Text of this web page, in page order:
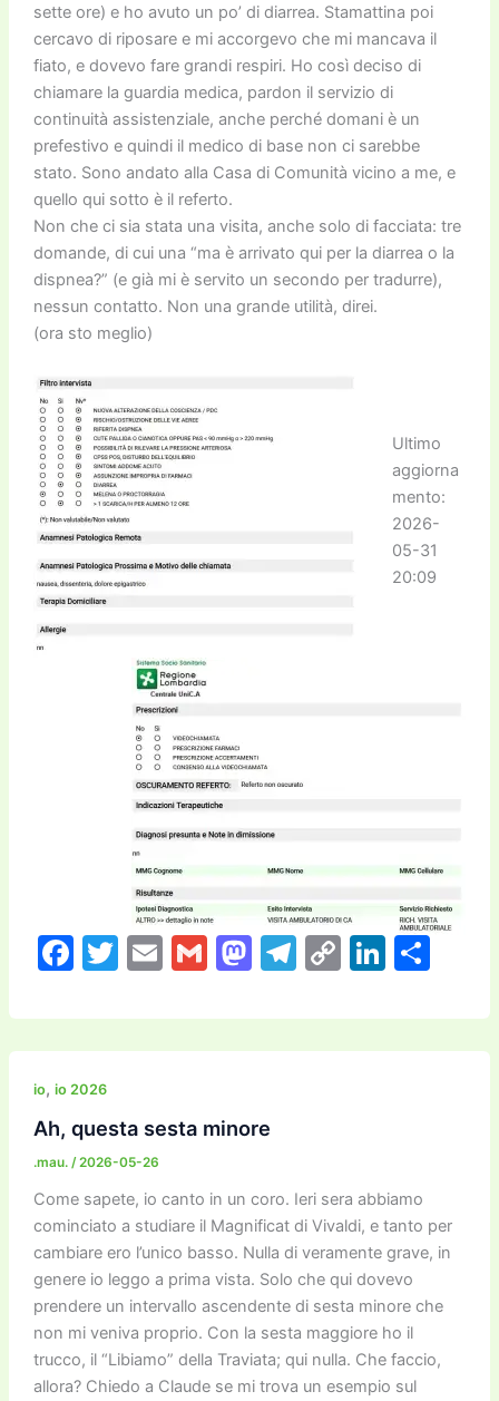
sette ore) e ho avuto un po’ di diarrea. Stamattina poi
cercavo di riposare e mi accorgevo che mi mancava il
fiato, e dovevo fare grandi respiri. Ho così deciso di
chiamare la guardia medica, pardon il servizio di
continuità assistenziale, anche perché domani è un
prefestivo e quindi il medico di base non ci sarebbe
stato. Sono andato alla Casa di Comunità vicino a me, e
quello qui sotto è il referto.
Non che ci sia stata una visita, anche solo di facciata: tre
domande, di cui una “ma è arrivato qui per la diarrea o la
dispnea?” (e già mi è servito un secondo per tradurre),
nessun contatto. Non una grande utilità, direi.
(ora sto meglio)
Ultimo
aggiorna
mento:
2026-
05-31
20:09
F
c
e
b
o
o
k
T
itt
er
E
ai
l
G
ai
l
M
st
o
o
T
e
gr
C
p
y
Li
k
e
C
n
di
io, io 2026
Ah, questa sesta minore
.mau. /2026-05-26
Come sapete, io canto in un coro. Ieri sera abbiamo
cominciato a studiare il Magnificat di Vivaldi, e tanto per
cambiare ero l’unico basso. Nulla di veramente grave, in
genere io leggo a prima vista. Solo che qui dovevo
prendere un intervallo ascendente di sesta minore che
non mi veniva proprio. Con la sesta maggiore ho il
trucco, il “Libiamo” della Traviata; qui nulla. Che faccio,
allora? Chiedo a Claude se mi trova un esempio sul